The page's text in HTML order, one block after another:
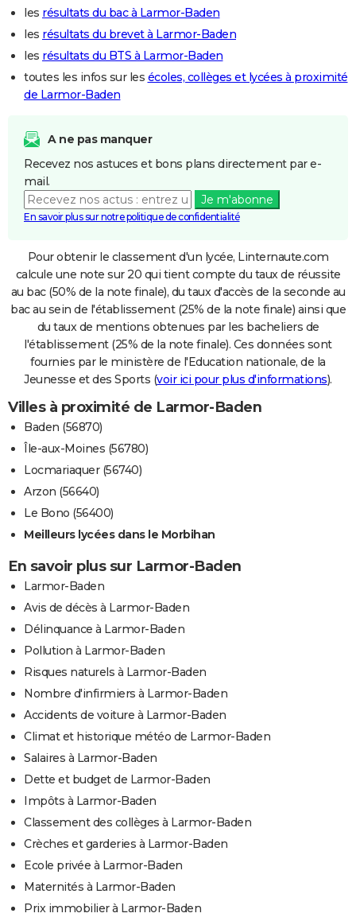
les résultats du bac à Larmor-Baden
les résultats du brevet à Larmor-Baden
les résultats du BTS à Larmor-Baden
toutes les infos sur les écoles, collèges et lycées à proximité
de Larmor-Baden
A ne pas manquer
Recevez nos astuces et bons plans directement par e-
mail.
Je m'abonne
En savoir plus sur notre politique de confidentialité
Pour obtenir le classement d'un lycée, Linternaute.com
calcule une note sur 20 qui tient compte du taux de réussite
au bac (50% de la note finale), du taux d'accès de la seconde au
bac au sein de l'établissement (25% de la note finale) ainsi que
du taux de mentions obtenues par les bacheliers de
l'établissement (25% de la note finale). Ces données sont
fournies par le ministère de l'Education nationale, de la
Jeunesse et des Sports (voir ici pour plus d'informations).
Villes à proximité de Larmor-Baden
Baden (56870)
Île-aux-Moines (56780)
Locmariaquer (56740)
Arzon (56640)
Le Bono (56400)
Meilleurs lycées dans le Morbihan
En savoir plus sur Larmor-Baden
Larmor-Baden
Avis de décès à Larmor-Baden
Délinquance à Larmor-Baden
Pollution à Larmor-Baden
Risques naturels à Larmor-Baden
Nombre d'infirmiers à Larmor-Baden
Accidents de voiture à Larmor-Baden
Climat et historique météo de Larmor-Baden
Salaires à Larmor-Baden
Dette et budget de Larmor-Baden
Impôts à Larmor-Baden
Classement des collèges à Larmor-Baden
Crèches et garderies à Larmor-Baden
Ecole privée à Larmor-Baden
Maternités à Larmor-Baden
Prix immobilier à Larmor-Baden